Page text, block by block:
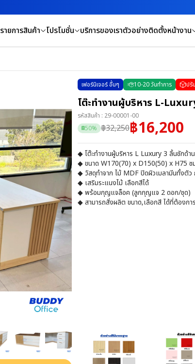
รายการสินค้า โปรโมชั่น บริการของเราตัวอย่างติดตั้งหน้างาน
เฟอร์นิเจอร์ อื่นๆ 10-20วันทำการ ปรั
โต๊ะทำงานผู้บริหาร L-
รหัสสินค้า : 29-00001-00
50% ฿32,250฿16,200
◆ โต๊ะทำงานผู้บริหาร L Luxury 3 ลิ้นชักด้
◆ ขนาด W170(70) x D150(50) x H75 ซ
◆ วัสดุทำจาก ไม้ MDF ปิดผิวเมลามีนทั้งตัว
◆ เสริมระแนงไม้ เลือกสีได้
◆ พร้อมกุญแจล็อค (ลูกกุญแจ 2 ดอก/ชุด)
◆ สามารถสั่งผลิต ขนาด,เลือกสี ได้ที่ต้องก